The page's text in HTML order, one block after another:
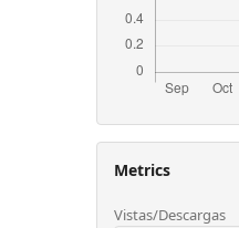
Metrics
Vistas/Descargas